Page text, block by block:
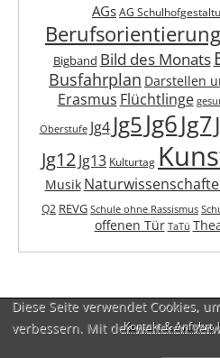
AGs AG
Berufsorientierung
Bigband Bild des Monats
Busfahrplan Darstellen
Erasmus Flüchtlinge
Oberstufe Jg4 Jg5Jg6Jg7
Jg12Jg13 Kulturtag
Musik
Q2 REVG Schule ohne Rassismus
offenen Tür TaTü
Kontakt & Anfahrt
Diese Seite verwendet Cookies,
verbessern. Mit der weiteren